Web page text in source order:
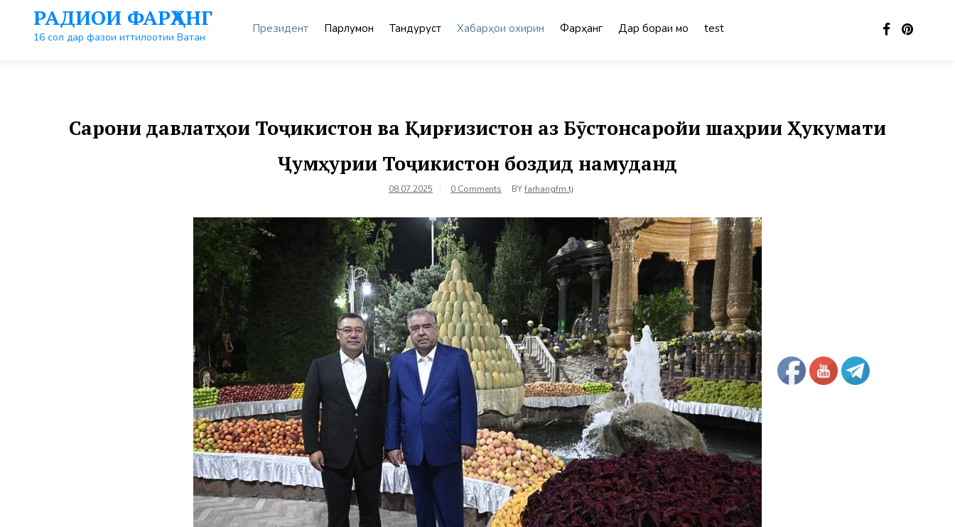
контенту
РАДИОИ ФАРҲАНГ
16 сол дар фазои иттилоотии Ватан
Президент Парлумон Тандурустӣ Хабарҳои охирин Фарҳанг Дар бораи мо test
Сарони давлатҳои Тоҷикистон ва Қирғизистон аз Бӯстонсаройи шаҳрии Ҳукумати
Ҷумҳурии Тоҷикистон боздид намуданд
08.07.2025 0 Comments BYfarhangfm.tj